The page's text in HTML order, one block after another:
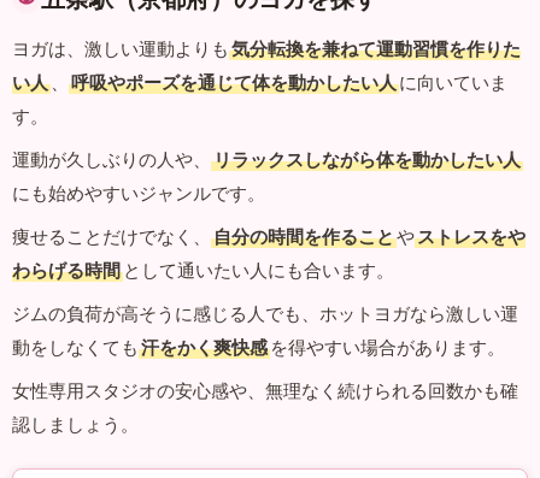
ヨガは、激しい運動よりも 気分転換を兼ねて運動習慣を作りた
い人 、 呼吸やポーズを通じて体を動かしたい人に向いていま
す。
運動が久しぶりの人や、
リラックスしながら体を動かしたい人
にも始めやすいジャンルです。
痩せることだけでなく、
自分の時間を作ることやストレスをや
わらげる時間 として通いたい人にも合います。
ジムの負荷が高そうに感じる人でも、ホットヨガなら激しい運
動をしなくても 汗をかく爽快感 を得やすい場合があります。
女性専用スタジオの安心感や、無理なく続けられる回数かも確
認しましょう。